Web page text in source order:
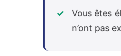
Vous êtes
n’ont pas